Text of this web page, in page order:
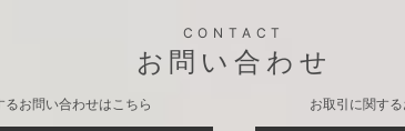
CONTACT
お問い合わせ
るお問い合わせはこちら お取引に関す